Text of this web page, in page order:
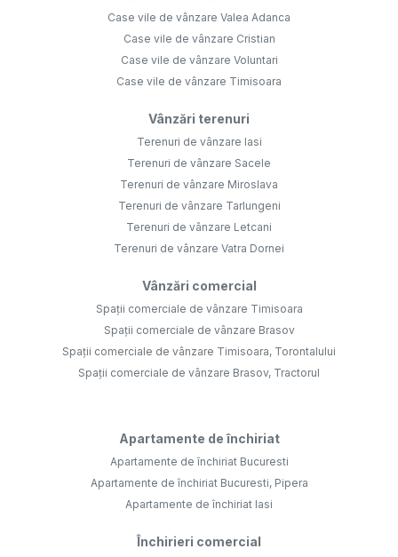
Case vile de vânzare Valea Adanca
Case vile de vânzare Cristian
Case vile de vânzare Voluntari
Case vile de vânzare Timisoara
Vânzări terenuri
Terenuri de vânzare Iasi
Terenuri de vânzare Sacele
Terenuri de vânzare Miroslava
Terenuri de vânzare Tarlungeni
Terenuri de vânzare Letcani
Terenuri de vânzare Vatra Dornei
Vânzări comercial
Spații comerciale de vânzare Timisoara
Spații comerciale de vânzare Brasov
Spații comerciale de vânzare Timisoara, Torontalului
Spații comerciale de vânzare Brasov, Tractorul
Apartamente de închiriat
Apartamente de închiriat Bucuresti
Apartamente de închiriat Bucuresti, Pipera
Apartamente de închiriat Iasi
Închirieri comercial